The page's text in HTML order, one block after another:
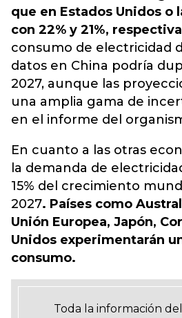
que en Estados Unidos o
con 22% y 21%,
consumo de electricidad
datos en China podría
2027, aunque las
una amplia gama de
en el informe del
En cuanto a las otras
la demanda de
15% del crecimiento
2027. Países como
Unión Europea, Japón,
Unidos experimentarán
consumo.
Toda la información